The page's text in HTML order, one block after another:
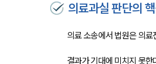
의료과실 판단의
의료 소송에서 법원은 의
결과가 기대에 미치지 못